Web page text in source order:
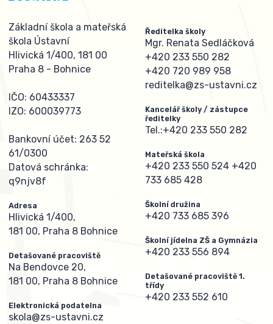
Základní škola a mateřská
škola Ústavní
Hlivická 1/400, 181 00
Praha 8 - Bohnice
IČO: 60433337
IZO: 600039773
Bankovní účet: 263 52
61/0300
Datová schránka:
q9njv8f
Adresa
Hlivická 1/400,
181 00, Praha 8 Bohnice
Detašované pracoviště
Na Bendovce 20,
181 00, Praha 8 Bohnice
Elektronická podatelna
skola@zs-ustavni.cz
Ředitelka školy
Mgr. Renata Sedláčková
+420 233 550 282
+420 720 989 958
reditelka@zs-ustavni.cz
Kancelář školy / zástupce
ředitelky
Tel.:+420 233 550 282
Mateřská škola
+420 233 550 524 +420
733 685 428
Školní družina
+420 733 685 396
Školní jídelna ZŠ a Gymnázia
+420 233 556 894
Detašované pracoviště 1.
třídy
+420 233 552 610